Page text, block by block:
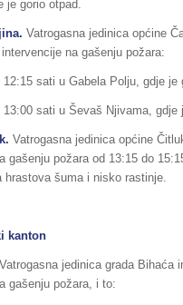
je gorio otpad.
Vatrogasna jedinica općine
na gašenju požara:
12:15 sati u Gabela Polju, gdje je
13:00 sati u Ševaš Njivama, gdje
Vatrogasna jedinica općine
gašenju požara od 13:15 do
hrastova šuma i nisko rastinje.
kanton
Vatrogasna jedinica grada Bihaća
gašenju požara, i to: